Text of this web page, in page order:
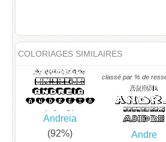
COLORIAGES SIMILAIRES
classé par % de
Andreia
(92%)
Andre